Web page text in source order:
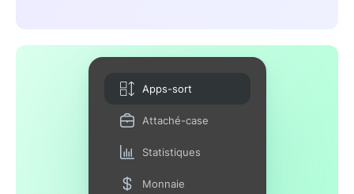
Apps-sort
Attaché-case
Statistiques
Monnaie